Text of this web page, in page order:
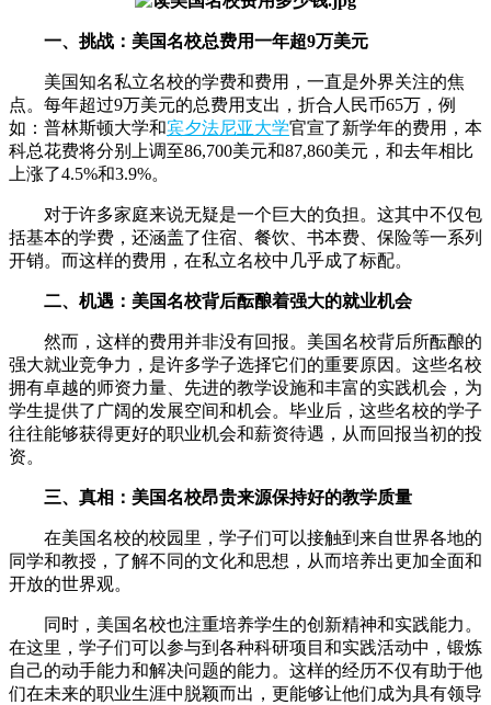
一、挑战：美国名校总费用一年超9万美元
美国知名私立名校的学费和费用，一直是外界关注的焦
点。每年超过9万美元的总费用支出，折合人民币65万，例
如：普林斯顿大学和宾夕法尼亚大学官宣了新学年的费用，本
科总花费将分别上调至86,700美元和87,860美元，和去年相比
上涨了4.5%和3.9%。
对于许多家庭来说无疑是一个巨大的负担。这其中不仅包
括基本的学费，还涵盖了住宿、餐饮、书本费、保险等一系列
开销。而这样的费用，在私立名校中几乎成了标配。
二、机遇：美国名校背后酝酿着强大的就业机会
然而，这样的费用并非没有回报。美国名校背后所酝酿的
强大就业竞争力，是许多学子选择它们的重要原因。这些名校
拥有卓越的师资力量、先进的教学设施和丰富的实践机会，为
学生提供了广阔的发展空间和机会。毕业后，这些名校的学子
往往能够获得更好的职业机会和薪资待遇，从而回报当初的投
资。
三、真相：美国名校昂贵来源保持好的教学质量
在美国名校的校园里，学子们可以接触到来自世界各地的
同学和教授，了解不同的文化和思想，从而培养出更加全面和
开放的世界观。
同时，美国名校也注重培养学生的创新精神和实践能力。
在这里，学子们可以参与到各种科研项目和实践活动中，锻炼
自己的动手能力和解决问题的能力。这样的经历不仅有助于他
们在未来的职业生涯中脱颖而出，更能够让他们成为具有领导